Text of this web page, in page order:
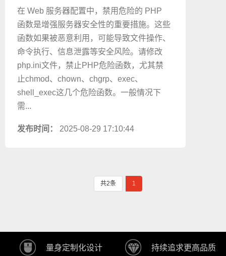
函数
在 Web 服务器配置中，禁用危险的 PHP
函数是增强服务器安全性的重要措施。这些
函数如果被恶意利用，可能导致文件操作、
命令执行、信息泄露等安全风险。请修改
php.ini文件，禁止PHP危险函数，尤其禁
止chmod、chown、chgrp、exec、
shell_exec这几个危险函数。一般情况下
需...
发布时间： 2025-08-29 17:10:44
共2条 1
量身定制化设计 持续追求更高品质